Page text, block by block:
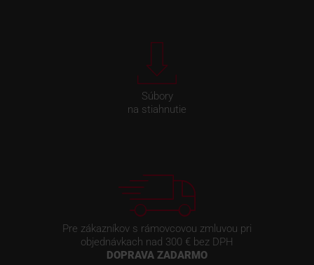
Súbory
na stiahnutie
Pre zákazníkov s rámovcovou zmluvou pri
objednávkach nad 300 € bez DPH
DOPRAVA ZADARMO